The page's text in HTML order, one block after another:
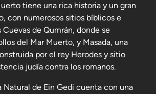
tiene una rica historia y un gran
con numerosos sitios bíblicos e
de Qumrán, donde se
del Mar Muerto, y Masada, una
por el rey Herodes y sitio
judía contra los romanos.
Natural de Ein Gedi cuenta con una